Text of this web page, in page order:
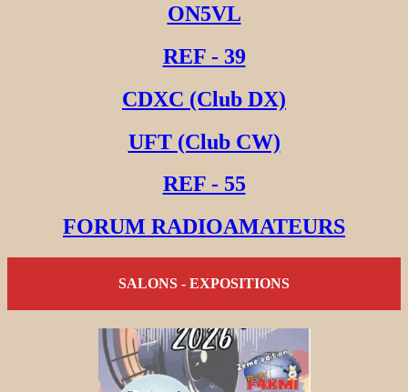
ON5VL
REF - 39
CDXC (Club DX)
UFT (Club CW)
REF - 55
FORUM RADIOAMATEURS
SALONS - EXPOSITIONS